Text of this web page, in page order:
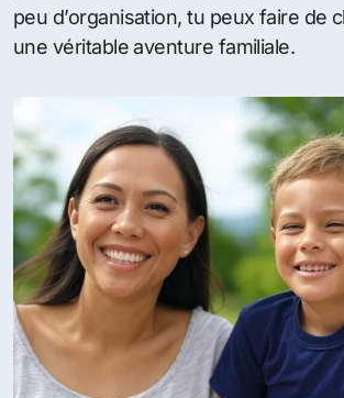
peu d’organisation, tu peux faire de
une véritable aventure familiale.